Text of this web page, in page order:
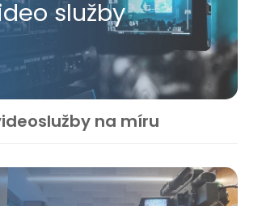
služby
na míru